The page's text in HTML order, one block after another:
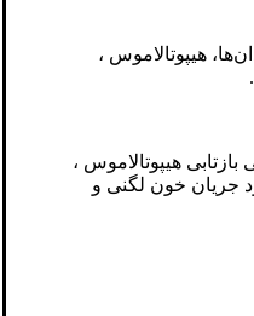
هیپوتالاموس ،
هیپوتالاموس ،
جریان خون لگنی و